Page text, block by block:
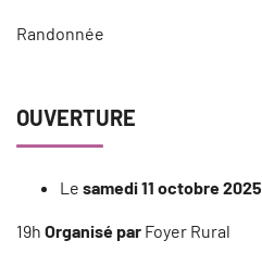
Randonnée
OUVERTURE
Le samedi 11 octobre 2025
19h Organisé par Foyer Rural